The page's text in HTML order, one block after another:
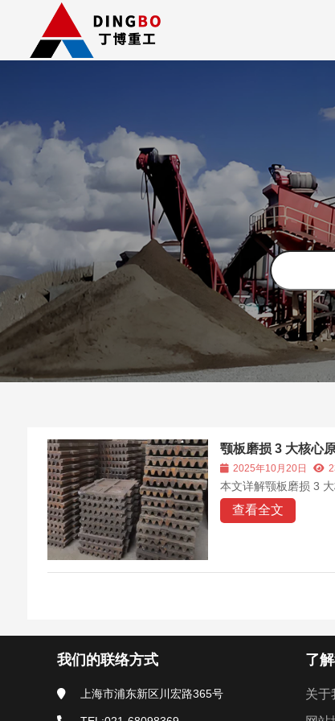
颚板磨损 3 大核心
2025年10月20日
本文详解颚板磨损 3
查看全文
我们的联络方式
上海市浦东新区川宏路365号
了
关于